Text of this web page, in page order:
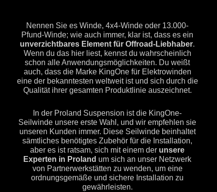
Nennen Sie es Winde, 4x4-Winde oder 13.000-
Pfund-Winde; wie auch immer, klar ist, dass es ein
unverzichtbares Element für Offroad-Liebhaber.
Wenn du das hier liest, kennst du wahrscheinlich
schon alle Anwendungsmöglichkeiten. Du weißt
auch, dass die Marke KingOne für Elektrowinden
eine der bekanntesten weltweit ist und sich durch die
Qualität ihrer gesamten Produktlinie auszeichnet.
In der Proland Suspension ist die KingOne-
Seilwinde unsere erste Wahl, und wir empfehlen sie
unseren Kunden immer. Diese Seilwinde beinhaltet
sämtliches benötigtes Zubehör für die Installation,
aber es ist ratsam, sich mit einem der unsere
Experten in Proland um sich an unser Netzwerk
von Partnerwerkstätten zu wenden, um eine
ordnungsgemäße und sichere Installation zu
gewährleisten.